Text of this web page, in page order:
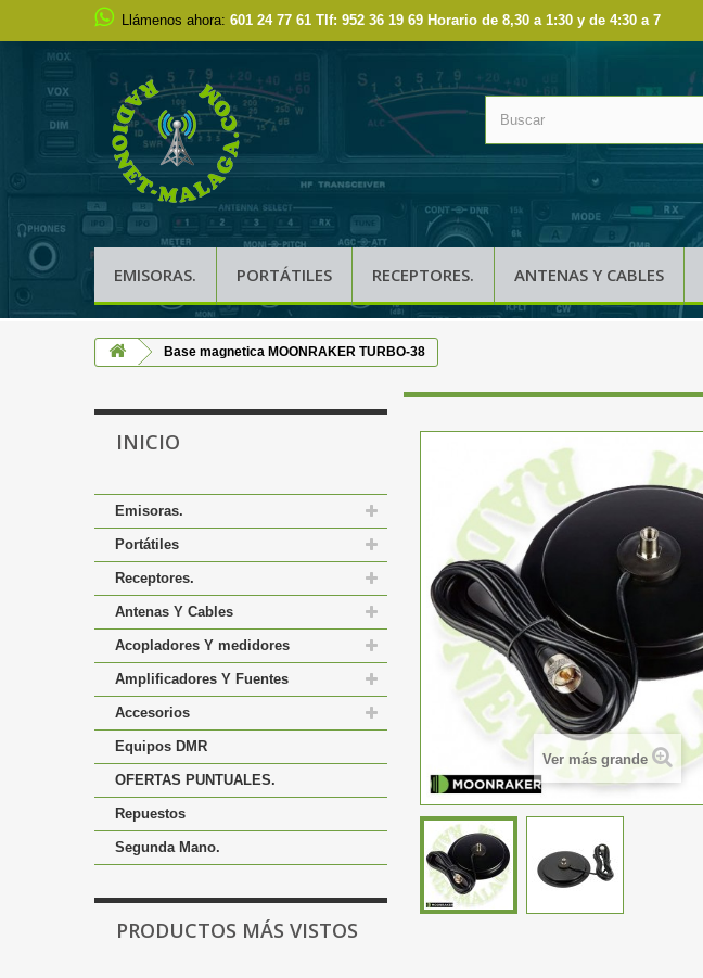
Llámenos ahora: 601 24 77 61 Tlf: 952 36 19 69 Horario de 8,30 a 1:30 y de 4:30 a 7
EMISORAS. PORTÁTILES RECEPTORES. ANTENAS Y CABLES
Base magnetica MOONRAKER TURBO-38
INICIO
Emisoras.
Portátiles
Receptores.
Antenas Y Cables
Acopladores Y medidores
Amplificadores Y Fuentes
Accesorios
Equipos DMR
OFERTAS PUNTUALES.
Repuestos
Segunda Mano.
PRODUCTOS MÁS VISTOS
Ver más grande